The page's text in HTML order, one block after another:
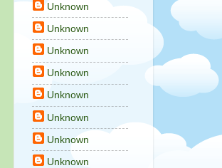
Unknown
Unknown
Unknown
Unknown
Unknown
Unknown
Unknown
Unknown